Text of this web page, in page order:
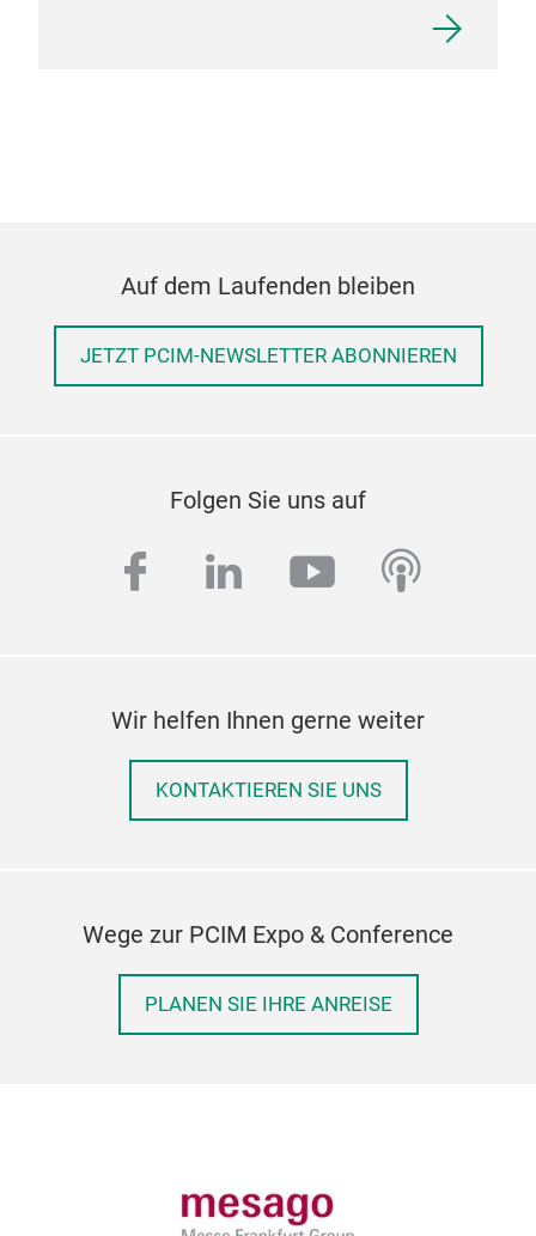
Auf dem Laufenden bleiben
JETZT PCIM-NEWSLETTER ABONNIEREN
Folgen Sie uns auf
facebook
linkedinyoutube
Wir helfen Ihnen gerne weiter
KONTAKTIEREN SIE UNS
Wege zur PCIM Expo & Conference
PLANEN SIE IHRE ANREISE